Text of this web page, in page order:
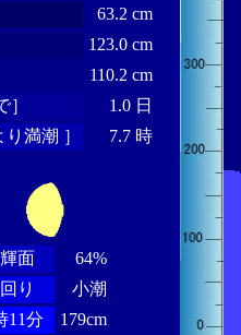
63.2 cm
123.0 cm
110.2 cm
1.0 日
満潮 ］
7.7 時
面
64%
り
小潮
11分
179cm